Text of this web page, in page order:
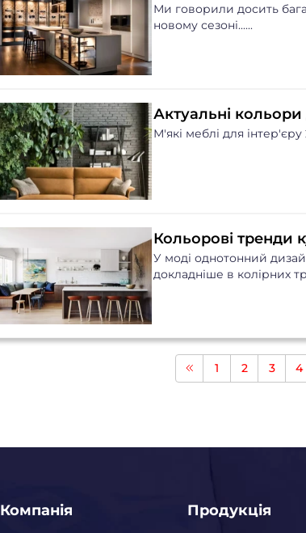
Ми говорили досить
новому сезоні......
Актуальні кольори
М'які меблі для
Кольорові тренди
У моді однотонний
докладніше в колірних
1 2 3 4
Компанія Продукція